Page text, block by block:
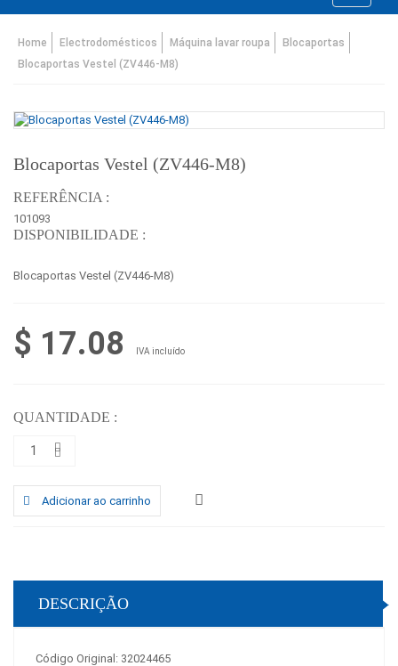
Home Electrodomésticos Máquina lavar roupa
Blocaportas
Blocaportas Vestel (ZV446-M8)
Blocaportas Vestel (ZV446-M8)
REFERÊNCIA :
101093
DISPONIBILIDADE :
Blocaportas Vestel (ZV446-M8)
$ 17.08 IVA incluído
QUANTIDADE :
Adicionar ao carrinho
DESCRIÇÃO
Código Original: 32024465